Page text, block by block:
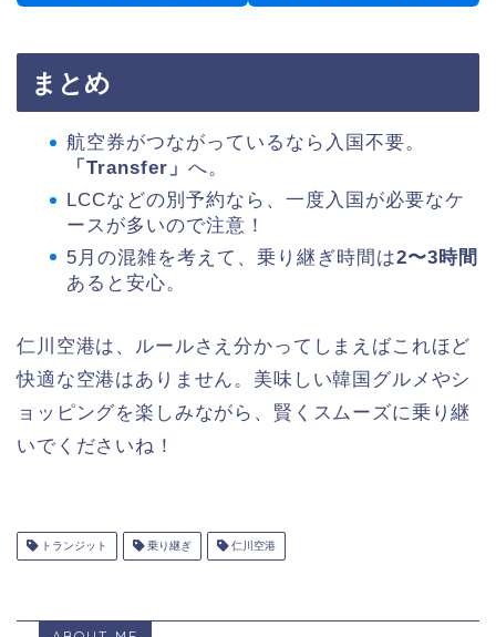
まとめ
航空券がつながっているなら入国不要。
「Transfer」 へ。
LCCなどの別予約なら、一度入国が必要なケ
ースが多いので注意！
5月の混雑を考えて、乗り継ぎ時間は2〜3時間
あると安心。
仁川空港は、ルールさえ分かってしまえばこれほど
快適な空港はありません。美味しい韓国グルメやシ
ョッピングを楽しみながら、賢くスムーズに乗り継
いでくださいね！
トランジット 乗り継ぎ 仁川空港